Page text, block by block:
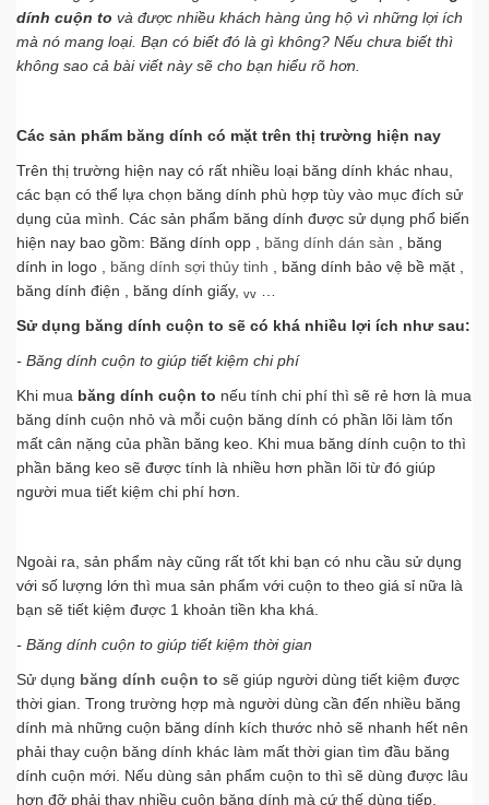
chamsockhachhang@hanopro.com
MS VÂN ANH
HOTLINE Vĩnh Phúc
0902 167 333
chamsockhachhang@hanopro.com
MR QUÂN Hải Dương
chamsockhachhang@hanopro.com
dính cuộn to và được nhiều khách hàng ủng hộ vì những lợi ích
mà nó mang loại. Bạn có biết đó là gì không? Nếu chưa biết thì
không sao cả bài viết này sẽ cho bạn hiểu rõ hơn.
Các sản phẩm băng dính có mặt trên thị trường hiện nay
Trên thị trường hiện nay có rất nhiều loại băng dính khác nhau,
các bạn có thể lựa chọn băng dính phù hợp tùy vào mục đích sử
dụng của mình. Các sản phẩm băng dính được sử dụng phổ biến
hiện nay bao gồm: Băng dính opp , băng dính dán sàn , băng
dính in logo , băng dính sợi thủy tinh , băng dính bảo vệ bề mặt ,
băng dính điện , băng dính giấy, vv
Sử dụng băng dính cuộn to sẽ có khá nhiều lợi ích như sau:
- Băng dính cuộn to giúp tiết kiệm chi phí
Khi mua băng dính cuộn to nếu tính chi phí thì sẽ rẻ hơn là mua
băng dính cuộn nhỏ và mỗi cuộn băng dính có phần lõi làm tốn
mất cân nặng của phần băng keo. Khi mua băng dính cuộn to thì
phần băng keo sẽ được tính là nhiều hơn phần lõi từ đó giúp
người mua tiết kiệm chi phí hơn.
Ngoài ra, sản phẩm này cũng rất tốt khi bạn có nhu cầu sử dụng
với số lượng lớn thì mua sản phẩm với cuộn to theo giá sỉ nữa là
bạn sẽ tiết kiệm được 1 khoản tiền kha khá.
- Băng dính cuộn to giúp tiết kiệm thời gian
Sử dụng băng dính cuộn to sẽ giúp người dùng tiết kiệm được
thời gian. Trong trường hợp mà người dùng cần đến nhiều băng
dính mà những cuộn băng dính kích thước nhỏ sẽ nhanh hết nên
phải thay cuộn băng dính khác làm mất thời gian tìm đầu băng
dính cuộn mới. Nếu dùng sản phẩm cuộn to thì sẽ dùng được lâu
hơn đỡ phải thay nhiều cuộn băng dính mà cứ thế dùng tiếp.